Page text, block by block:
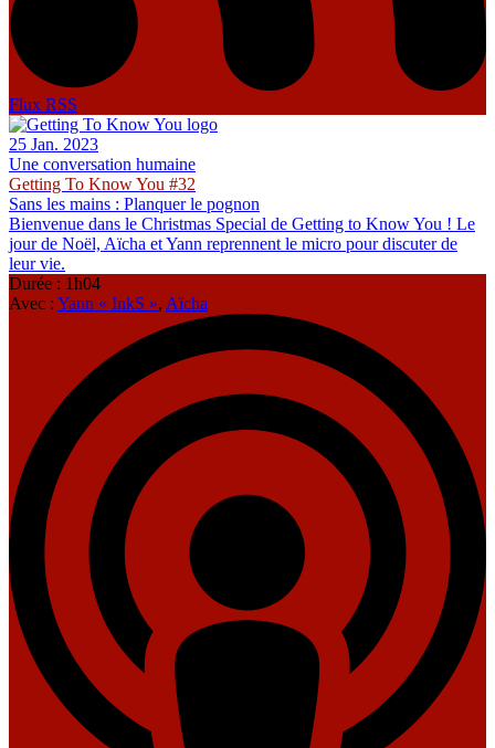
Flux RSS
25 Jan. 2023
Une conversation humaine
Getting To Know You #32
Sans les mains : Planquer le pognon
Bienvenue dans le Christmas Special de Getting to Know You ! Le
jour de Noël, Aïcha et Yann reprennent le micro pour discuter de
leur vie.
Durée : 1h04
Avec : Yann « InkS », Aïcha